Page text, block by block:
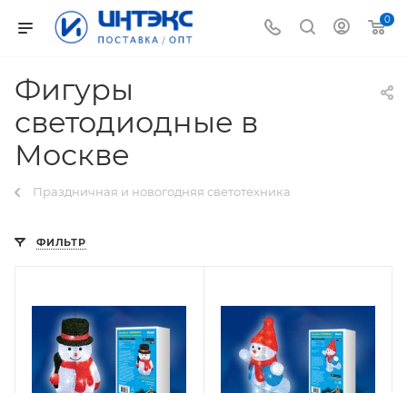
0
Фигуры
светодиодные в
Москве
Праздничная и новогодняя светотехника
ФИЛЬТР